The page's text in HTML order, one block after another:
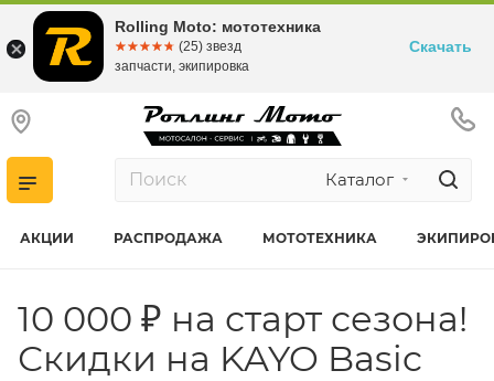
Каталог
АКЦИИ РАСПРОДАЖА МОТОТЕХНИКА
10 000 ₽ на старт сезона!
Скидки на KAYO Basic
Rolling Moto: мототехника
☆☆☆☆☆
★★★★★ (25) звезд
запчасти, экипировка
Скачать